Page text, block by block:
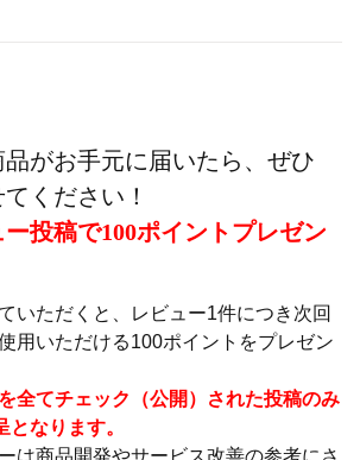
がお手元に届いたら、ぜひ
ください！
投稿で100ポイントプレゼン
いただくと、レビュー1件につき次回
用いただける100ポイントをプレゼン
全てチェック（公開）された投稿のみ
なります。